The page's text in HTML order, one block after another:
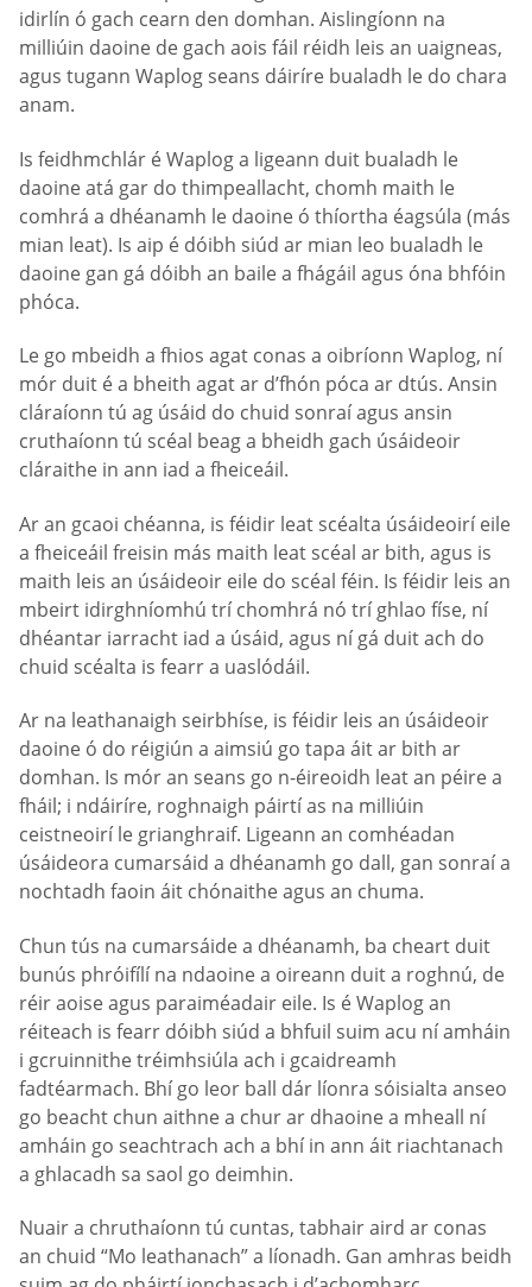
idirlín ó gach cearn den domhan. Aislingíonn na
milliúin daoine de gach aois fáil réidh leis an uaigneas,
agus tugann Waplog seans dáiríre bualadh le do chara
anam.
Is feidhmchlár é Waplog a ligeann duit bualadh le
daoine atá gar do thimpeallacht, chomh maith le
comhrá a dhéanamh le daoine ó thíortha éagsúla (más
mian leat). Is aip é dóibh siúd ar mian leo bualadh le
daoine gan gá dóibh an baile a fhágáil agus óna bhfóin
phóca.
Le go mbeidh a fhios agat conas a oibríonn Waplog, ní
mór duit é a bheith agat ar d’fhón póca ar dtús. Ansin
cláraíonn tú ag úsáid do chuid sonraí agus ansin
cruthaíonn tú scéal beag a bheidh gach úsáideoir
cláraithe in ann iad a fheiceáil.
Ar an gcaoi chéanna, is féidir leat scéalta úsáideoirí eile
a fheiceáil freisin más maith leat scéal ar bith, agus is
maith leis an úsáideoir eile do scéal féin. Is féidir leis an
mbeirt idirghníomhú trí chomhrá nó trí ghlao físe, ní
dhéantar iarracht iad a úsáid, agus ní gá duit ach do
chuid scéalta is fearr a uaslódáil.
Ar na leathanaigh seirbhíse, is féidir leis an úsáideoir
daoine ó do réigiún a aimsiú go tapa áit ar bith ar
domhan. Is mór an seans go n-éireoidh leat an péire a
fháil; i ndáiríre, roghnaigh páirtí as na milliúin
ceistneoirí le grianghraif. Ligeann an comhéadan
úsáideora cumarsáid a dhéanamh go dall, gan sonraí a
nochtadh faoin áit chónaithe agus an chuma.
Chun tús na cumarsáide a dhéanamh, ba cheart duit
bunús phróifílí na ndaoine a oireann duit a roghnú, de
réir aoise agus paraiméadair eile. Is é Waplog an
réiteach is fearr dóibh siúd a bhfuil suim acu ní amháin
i gcruinnithe tréimhsiúla ach i gcaidreamh
fadtéarmach. Bhí go leor ball dár líonra sóisialta anseo
go beacht chun aithne a chur ar dhaoine a mheall ní
amháin go seachtrach ach a bhí in ann áit riachtanach
a ghlacadh sa saol go deimhin.
Nuair a chruthaíonn tú cuntas, tabhair aird ar conas
an chuid “Mo leathanach” a líonadh. Gan amhras beidh